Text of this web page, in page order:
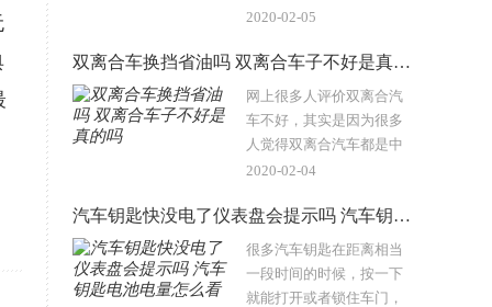
该用哪个档位上坡，有人
动力爬坡，但是又有人说
一档爬坡伤车，具体是什
么情况，各位小编和车友
一起看看吧!..
2020-02-05
双离合车换挡省油吗 双离合车子不好是真的吗
网上很多人评价双离合汽
车不好，其实是因为很多
人觉得双离合汽车都是中
低档汽车所以觉得不好，
车，而且双离合汽车比较
省油，汽车到底好不好，
每个车友心中的感觉都是
不一样的，一起看下面文
2020-02-04
汽车钥匙快没电了仪表盘会提示吗 汽车钥匙电池电量怎么看
很多汽车钥匙在距离相当
一段时间的时候，按一下
就能打开或者锁住车门，